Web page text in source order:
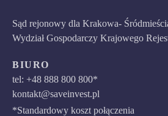
Sąd rejonowy dla Krakowa-
Wydział Gospodarczy Krajowego
BIURO
tel: +48 888 800 800*
kontakt@saveinvest.pl
*Standardowy koszt połączenia